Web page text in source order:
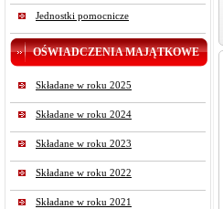
Jednostki pomocnicze
OŚWIADCZENIA MAJĄTKOWE
Składane w roku 2025
Składane w roku 2024
Składane w roku 2023
Składane w roku 2022
Składane w roku 2021